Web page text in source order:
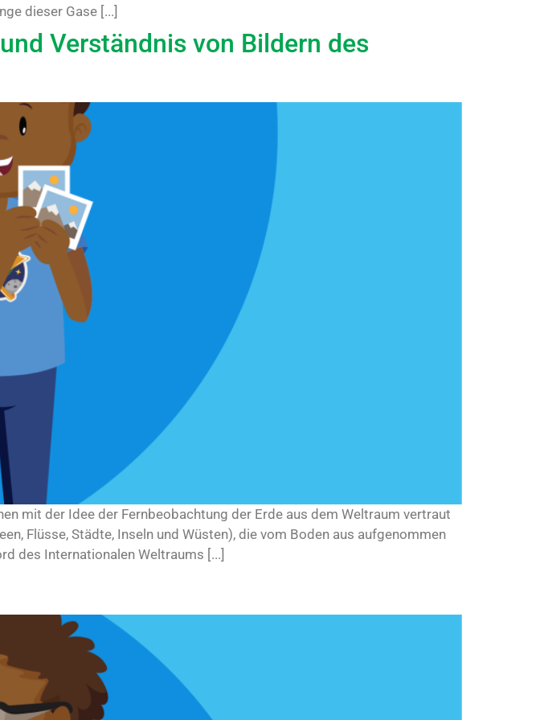
dieser Gase [...]
Verständnis von Bildern des
mit der Idee der Fernbeobachtung der Erde aus dem Weltraum vertraut
Flüsse, Städte, Inseln und Wüsten), die vom Boden aus aufgenommen
des Internationalen Weltraums [...]